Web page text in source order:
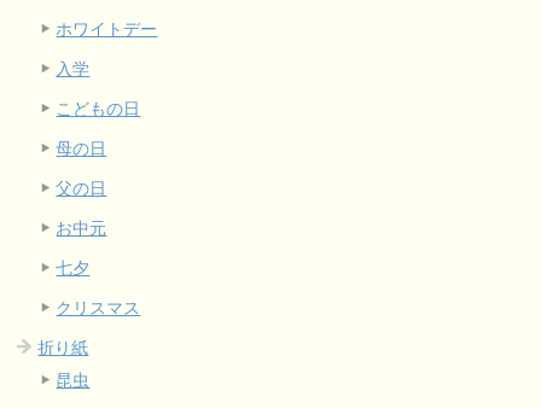
ホワイトデー
入学
こどもの日
母の日
父の日
お中元
七夕
クリスマス
折り紙
昆虫